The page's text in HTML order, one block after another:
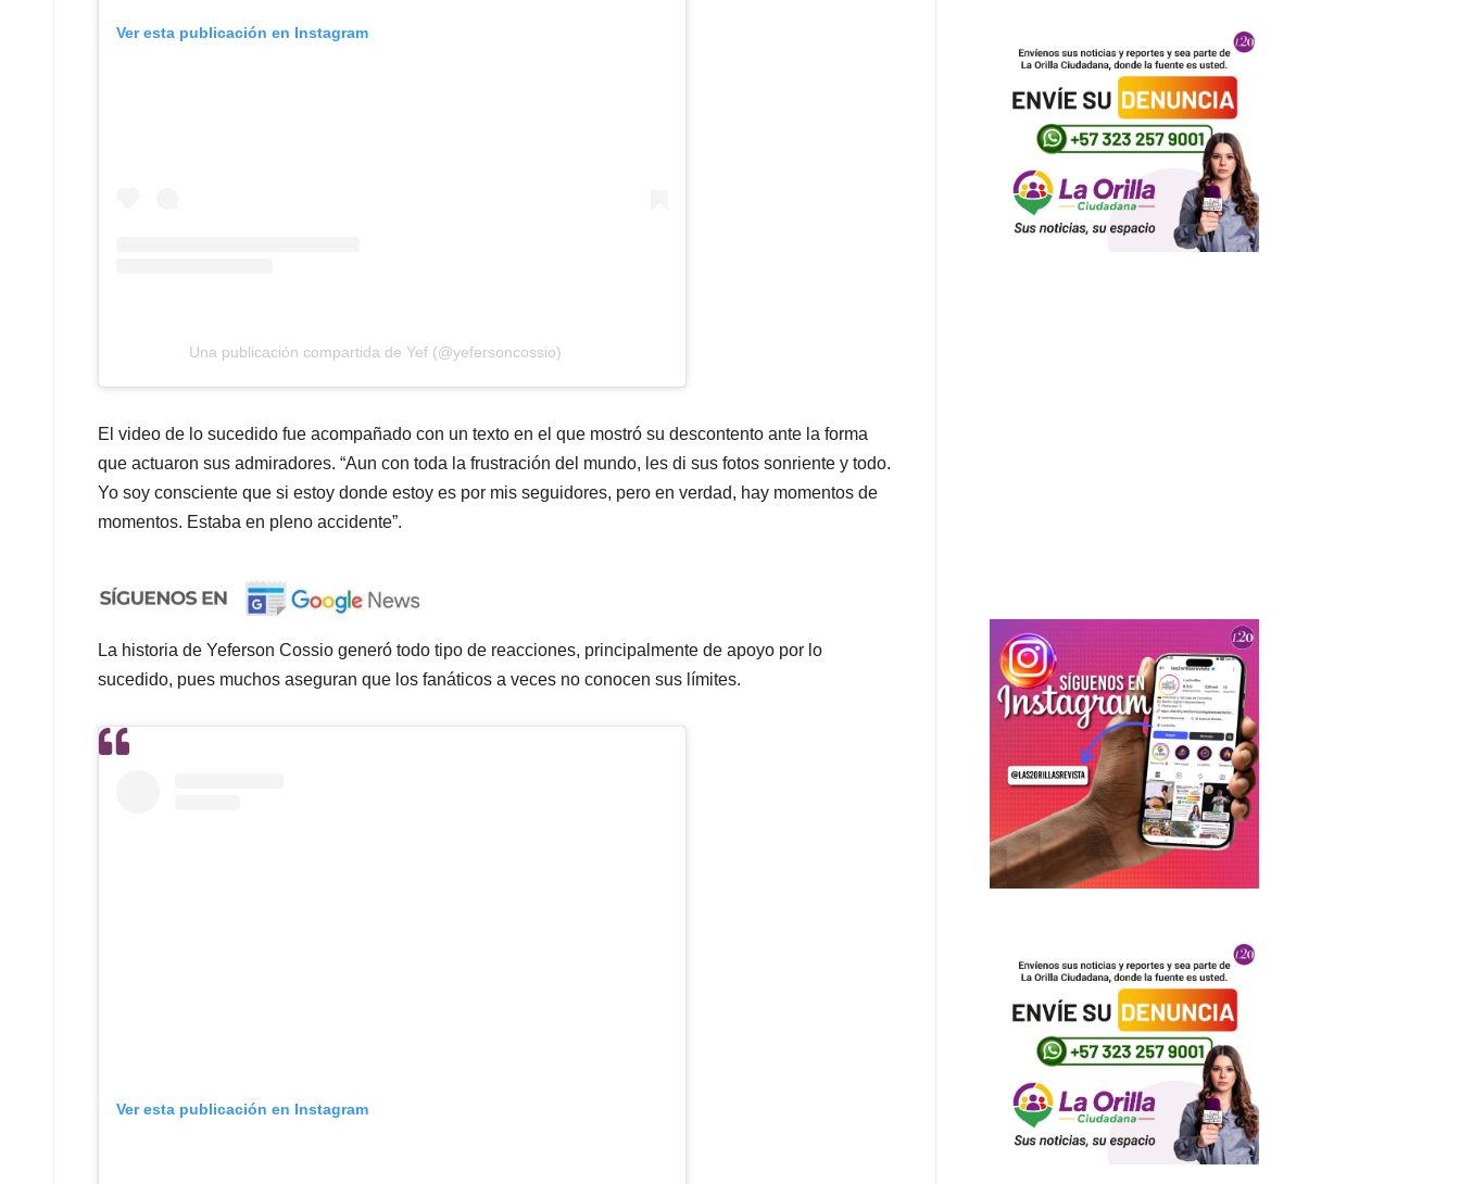
Ver esta publicación en Instagram
Una publicación compartida de Yef (@yefersoncossio)
El video de lo sucedido fue acompañado con un texto en el que mostró su descontento ante la forma
que actuaron sus admiradores. “Aun con toda la frustración del mundo, les di sus fotos sonriente y todo.
Yo soy consciente que si estoy donde estoy es por mis seguidores, pero en verdad, hay momentos de
momentos. Estaba en pleno accidente”.
La historia de Yeferson Cossio generó todo tipo de reacciones, principalmente de apoyo por lo
sucedido, pues muchos aseguran que los fanáticos a veces no conocen sus límites.
Ver esta publicación en Instagram